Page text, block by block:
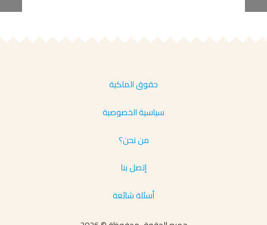
حقوق الملكية
سياسية الخصوصية
من نحن؟
إتصل بنا
أسئلة شائعة